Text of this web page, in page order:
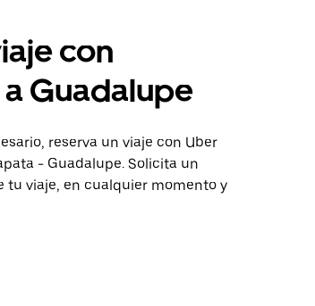
con
Guadalupe
reserva un viaje con Uber
- Guadalupe. Solicita un
tu viaje, en cualquier momento y